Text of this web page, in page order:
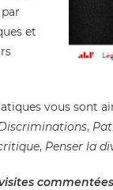
et
vous sont
,
, Penser la